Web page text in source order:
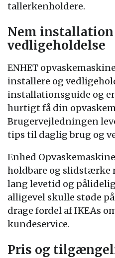
tallerkenholdere.
Nem installation
vedligeholdelse
ENHET
installere og
installationsguide og
hurtigt få din
Brugervejledningen
tips til daglig brug og
Enhed
holdbare og slidstærke
lang levetid og
alligevel skulle støde
drage fordel af IKEAs
kundeservice.
Pris og